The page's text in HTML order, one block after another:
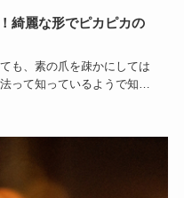
綺麗な形でピカピカの
も、素の爪を疎かにしては
って知っているようで知ら